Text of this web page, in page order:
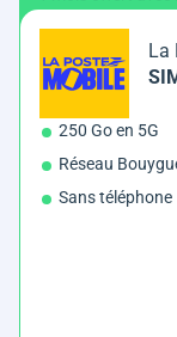
La
250 Go en 5G
Réseau
Sans téléphone